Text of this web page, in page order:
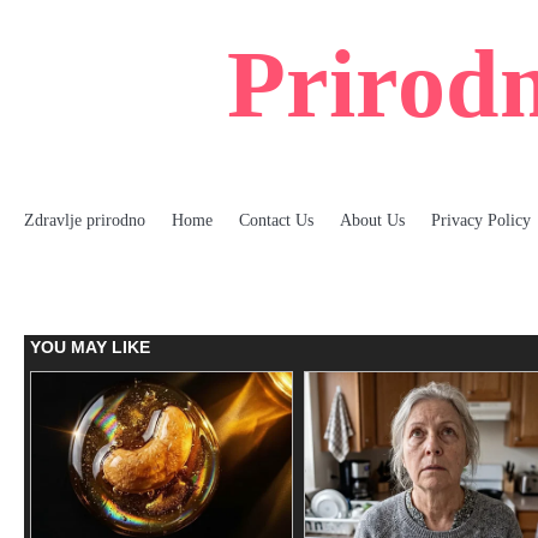
Zdravlje prirodno Home Contact Us About Us Privacy Policy